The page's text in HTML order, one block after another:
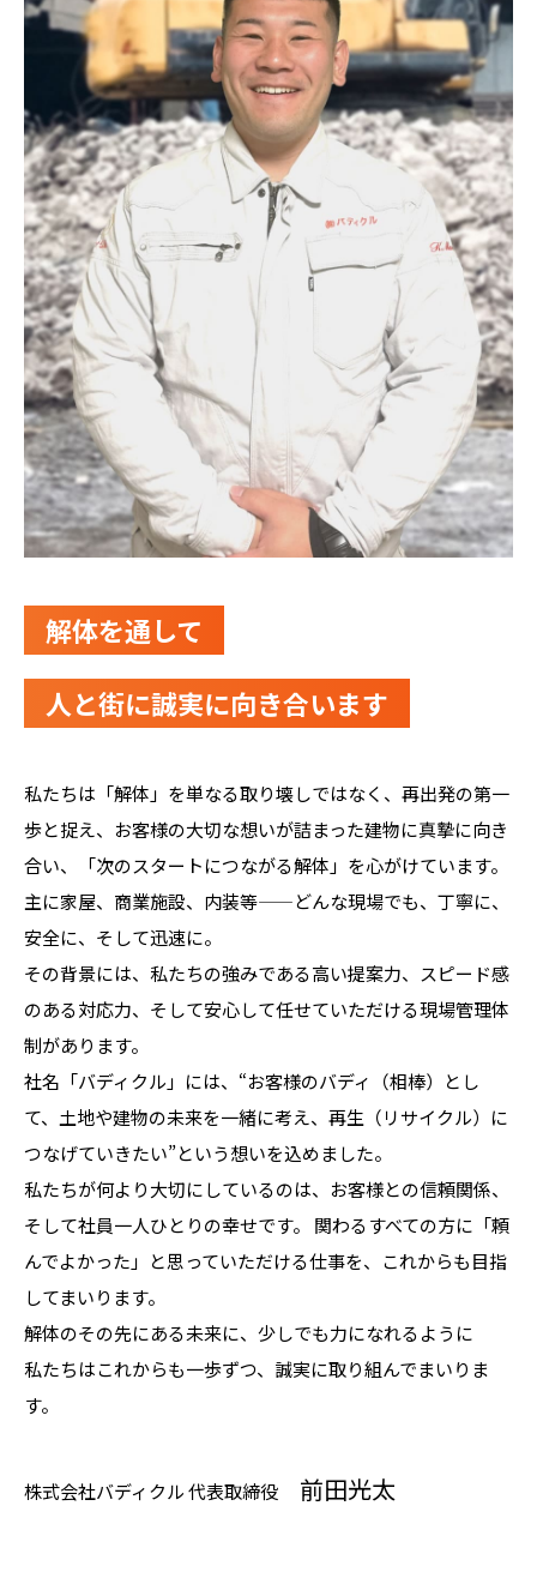
解体を通して
人と街に誠実に向き合います
私たちは「解体」を単なる取り壊しではなく、再出発の第一
歩と捉え、お客様の大切な想いが詰まった建物に真摯に向き
合い、「次のスタートにつながる解体」を心がけています。
主に家屋、商業施設、内装等——どんな現場でも、丁寧に、
安全に、そして迅速に。
その背景には、私たちの強みである高い提案力、スピード感
のある対応力、そして安心して任せていただける現場管理体
制があります。
社名「バディクル」には、“お客様のバディ（相棒）とし
て、土地や建物の未来を一緒に考え、再生（リサイクル）に
つなげていきたい”という想いを込めました。
私たちが何より大切にしているのは、お客様との信頼関係、
そして社員一人ひとりの幸せです。 関わるすべての方に「頼
んでよかった」と思っていただける仕事を、これからも目指
してまいります。
解体のその先にある未来に、少しでも力になれるように
私たちはこれからも一歩ずつ、誠実に取り組んでまいりま
す。
株式会社バディクル 代表取締役 前田光太